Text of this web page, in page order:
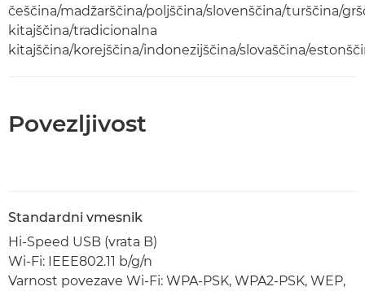
češčina/madžarščina/poljščina/slovenščina/turščina/
kitajščina/tradicionalna
kitajščina/korejščina/indonezijščina/slovaščina/
Povezljivost
Standardni vmesnik
Hi-Speed USB (vrata B)
Wi-Fi: IEEE802.11 b/g/n
Varnost povezave Wi-Fi: WPA-PSK, WPA2-PSK, WEP,